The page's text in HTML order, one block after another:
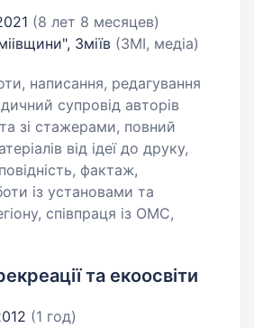
(8 лет 8 месяцев)
Зміїв (ЗМІ, медіа)
написання, редагування
супровід авторів
зі стажерами, повний
від ідеї до друку,
фактаж,
із установами та
співпраця із ОМС,
та екоосвіти
(1 год)